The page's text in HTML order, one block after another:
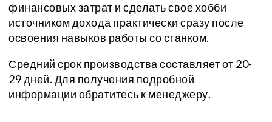
финансовых затрат и сделать свое хобби
источником дохода практически сразу после
освоения навыков работы со станком.
Средний срок производства составляет от 20-
29 дней. Для получения подробной
информации обратитесь к менеджеру.